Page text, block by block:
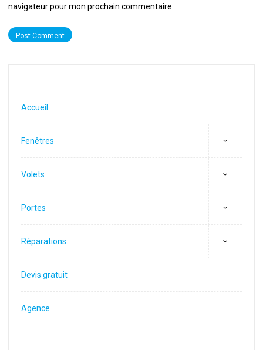
navigateur pour mon prochain commentaire.
Accueil
Fenêtres
Volets
Portes
Réparations
Devis gratuit
Agence